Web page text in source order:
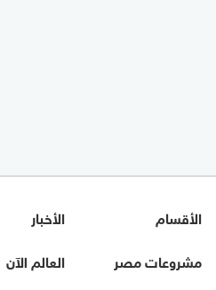
الأقسام
الأخبار
مشروعات مصر
العالم الآن